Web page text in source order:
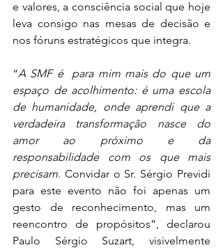
e valores, a consciência social que hoje
leva consigo nas mesas de decisão e
nos fóruns estratégicos que integra.
“A SMF é  para mim mais do que um
espaço de acolhimento: é uma escola
de humanidade, onde aprendi que a
verdadeira transformação nasce do
amor ao próximo e da
responsabilidade com os que mais
precisam. Convidar o Sr. Sérgio Previdi
para este evento não foi apenas um
gesto de reconhecimento, mas um
reencontro de propósitos”, declarou
Paulo Sérgio Suzart, visivelmente